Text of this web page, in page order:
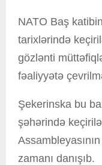
NATO Baş
tarixlərində
gözlənti
fəaliyyətə
Şekerinska bu
şəhərində
zamanı danışıb.